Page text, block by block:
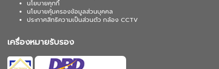
นโยบายคุกกี้
นโยบายคุ้มครองข้อมูลส่วนบุคคล
ประกาศสิทธิความเป็นส่วนตัว กล้อง CCTV
เครื่องหมายรับรอง